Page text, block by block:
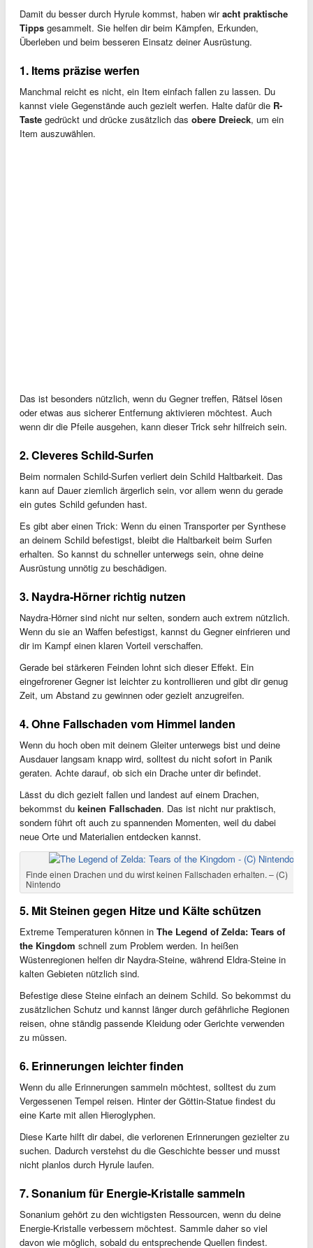
Damit du besser durch Hyrule kommst, haben wiracht praktische
Tipps gesammelt. Sie helfen dir beim Kämpfen, Erkunden,
Überleben und beim besseren Einsatz deiner Ausrüstung.
1. Items präzise werfen
Manchmal reicht es nicht, ein Item einfach fallen zu lassen. Du
kannst viele Gegenstände auch gezielt werfen. Halte dafür die R-
Taste gedrückt und drücke zusätzlich das obere Dreieck, um ein
Item auszuwählen.
Das ist besonders nützlich, wenn du Gegner treffen, Rätsel lösen
oder etwas aus sicherer Entfernung aktivieren möchtest. Auch
wenn dir die Pfeile ausgehen, kann dieser Trick sehr hilfreich sein.
2. Cleveres Schild-Surfen
Beim normalen Schild-Surfen verliert dein Schild Haltbarkeit. Das
kann auf Dauer ziemlich ärgerlich sein, vor allem wenn du gerade
ein gutes Schild gefunden hast.
Es gibt aber einen Trick: Wenn du einen Transporter per Synthese
an deinem Schild befestigst, bleibt die Haltbarkeit beim Surfen
erhalten. So kannst du schneller unterwegs sein, ohne deine
Ausrüstung unnötig zu beschädigen.
3. Naydra-Hörner richtig nutzen
Naydra-Hörner sind nicht nur selten, sondern auch extrem nützlich.
Wenn du sie an Waffen befestigst, kannst du Gegner einfrieren und
dir im Kampf einen klaren Vorteil verschaffen.
Gerade bei stärkeren Feinden lohnt sich dieser Effekt. Ein
eingefrorener Gegner ist leichter zu kontrollieren und gibt dir genug
Zeit, um Abstand zu gewinnen oder gezielt anzugreifen.
4. Ohne Fallschaden vom Himmel landen
Wenn du hoch oben mit deinem Gleiter unterwegs bist und deine
Ausdauer langsam knapp wird, solltest du nicht sofort in Panik
geraten. Achte darauf, ob sich ein Drache unter dir befindet.
Lässt du dich gezielt fallen und landest auf einem Drachen,
bekommst du keinen Fallschaden. Das ist nicht nur praktisch,
sondern führt oft auch zu spannenden Momenten, weil du dabei
neue Orte und Materialien entdecken kannst.
Finde einen Drachen und du wirst keinen Fallschaden erhalten. – (C)
Nintendo
5. Mit Steinen gegen Hitze und Kälte schützen
Extreme Temperaturen können in The Legend of Zelda: Tears of
the Kingdom schnell zum Problem werden. In heißen
Wüstenregionen helfen dir Naydra-Steine, während Eldra-Steine in
kalten Gebieten nützlich sind.
Befestige diese Steine einfach an deinem Schild. So bekommst du
zusätzlichen Schutz und kannst länger durch gefährliche Regionen
reisen, ohne ständig passende Kleidung oder Gerichte verwenden
zu müssen.
6. Erinnerungen leichter finden
Wenn du alle Erinnerungen sammeln möchtest, solltest du zum
Vergessenen Tempel reisen. Hinter der Göttin-Statue findest du
eine Karte mit allen Hieroglyphen.
Diese Karte hilft dir dabei, die verlorenen Erinnerungen gezielter zu
suchen. Dadurch verstehst du die Geschichte besser und musst
nicht planlos durch Hyrule laufen.
7. Sonanium für Energie-Kristalle sammeln
Sonanium gehört zu den wichtigsten Ressourcen, wenn du deine
Energie-Kristalle verbessern möchtest. Sammle daher so viel
davon wie möglich, sobald du entsprechende Quellen findest.